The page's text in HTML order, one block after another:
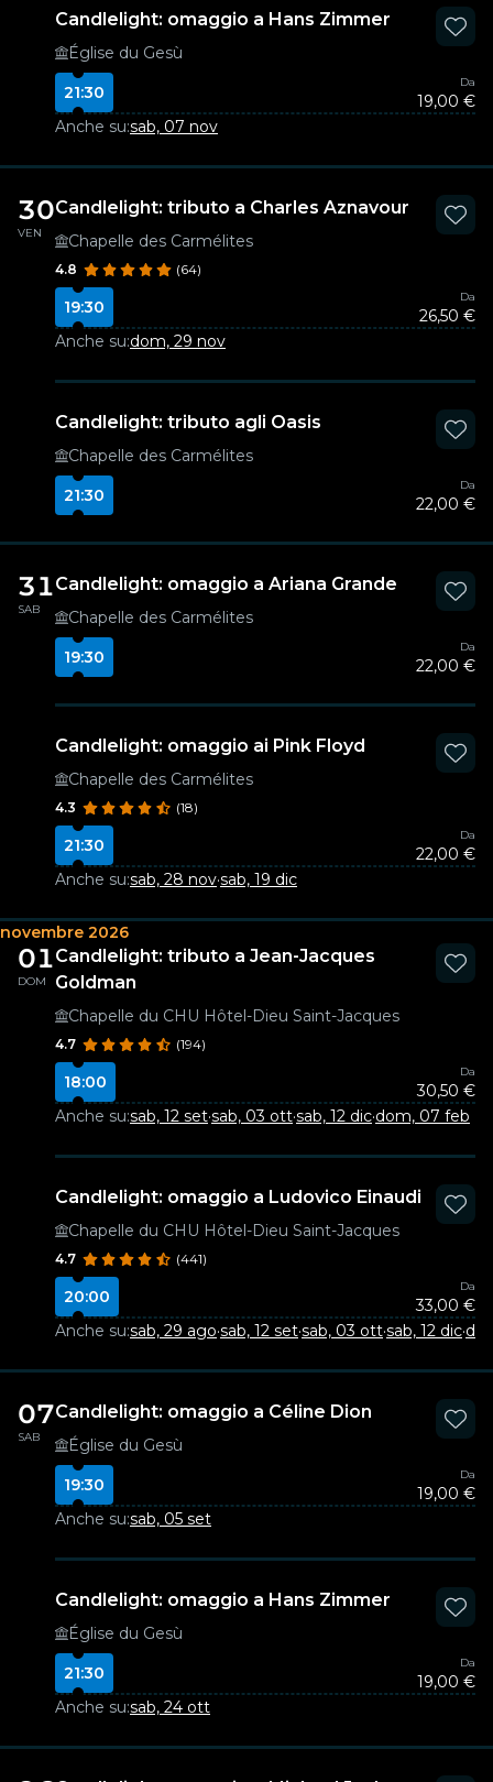
Candlelight: omaggio a Hans Zimmer
Église du Gesù
21:30
Da
19,00 €
Anche su:sab, 07 nov
30
VEN
Candlelight: tributo a Charles Aznavour
Chapelle des Carmélites
4.8 (64)
19:30
Da
26,50 €
Anche su:dom, 29 nov
Candlelight: tributo agli Oasis
Chapelle des Carmélites
21:30
Da
22,00 €
31
SAB
Candlelight: omaggio a Ariana Grande
Chapelle des Carmélites
19:30
Da
22,00 €
Candlelight: omaggio ai Pink Floyd
Chapelle des Carmélites
4.3 (18)
21:30
Da
22,00 €
Anche su:sab, 28 nov·sab, 19 dic
novembre 2026
01
DOM
Candlelight: tributo a Jean-Jacques
Goldman
Chapelle du CHU Hôtel-Dieu Saint-Jacques
4.7 (194)
18:00
Da
30,50 €
Anche su:sab, 12 set·sab, 03 ott·sab, 12 dic·dom, 07 feb
Candlelight: omaggio a Ludovico Einaudi
Chapelle du CHU Hôtel-Dieu Saint-Jacques
4.7 (441)
20:00
Da
33,00 €
Anche su:sab, 29 ago·sab, 12 set·sab, 03 ott·sab, 12 dic·
07
SAB
Candlelight: omaggio a Céline Dion
Église du Gesù
19:30
Da
19,00 €
Anche su:sab, 05 set
Candlelight: omaggio a Hans Zimmer
Église du Gesù
21:30
Da
19,00 €
Anche su:sab, 24 ott